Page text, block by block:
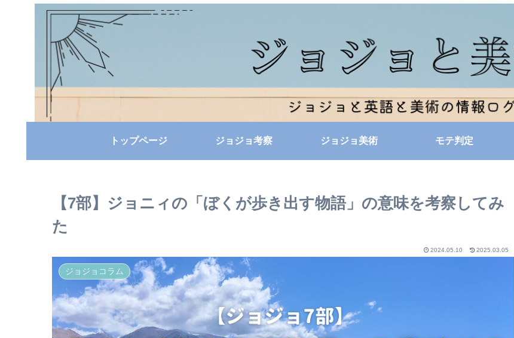
トップページ ジョジョ考察 ジョジョ美術 モテ判定
【7部】ジョニィの「ぼくが歩き出す物語」の意味を考察してみ
た
2024.05.10 2025.03.05
ジョジョコラム